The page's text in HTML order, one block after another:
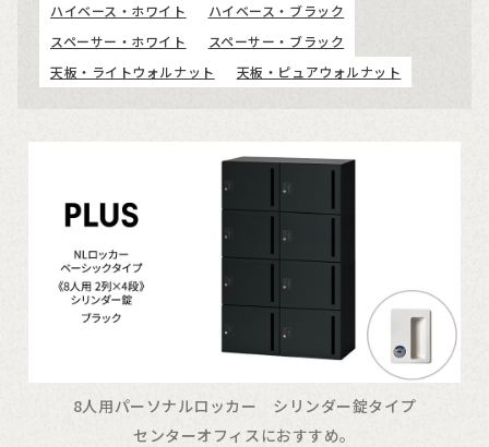
ハイベース・ホワイト
ハイベース・ブラック
スペーサー・ホワイト
スペーサー・ブラック
天板・ライトウォルナット
天板・ピュアウォルナット
8人用パーソナルロッカー シリンダー錠タイプ
センターオフィスにおすすめ。